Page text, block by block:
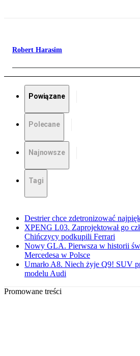
Robert Harasim
Powiązane
Polecane
Najnowsze
Tagi
Destrier chce zdetronizować
XPENG L03. Zaprojektował go
Chińczycy podkupili Ferrari
Nowy GLA. Pierwsza w historii
Mercedesa w Polsce
Umarło A8. Niech żyje Q9! SUV
modelu Audi
Promowane treści